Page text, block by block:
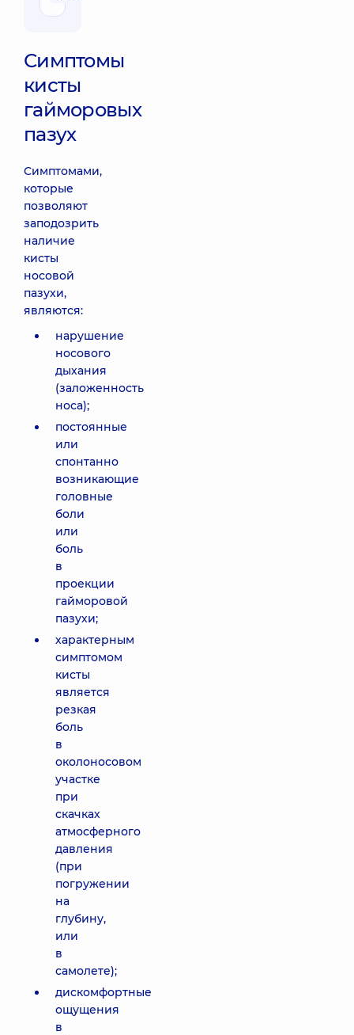
Симптомы
кисты
гайморовых
пазух
Симптомами,
которые
позволяют
заподозрить
наличие
кисты
носовой
пазухи,
являются:
нарушение
носового
дыхания
(заложенность
носа);
постоянные
или
спонтанно
возникающие
головные
боли
или
боль
в
проекции
гайморовой
пазухи;
характерным
симптомом
кисты
является
резкая
боль
в
околоносовом
участке
при
скачках
атмосферного
давления
(при
погружении
на
глубину,
или
в
самолете);
дискомфортные
ощущения
в